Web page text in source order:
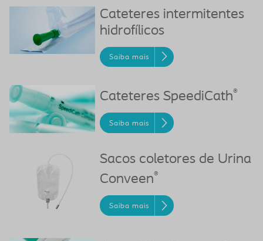
Cateteres intermitentes
hidrofílicos
Saiba mais
Cateteres SpeediCath®
Saiba mais
Sacos coletores de Urina
Conveen®
Saiba mais